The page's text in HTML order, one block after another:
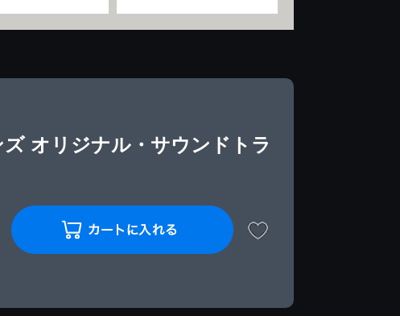
オリジナル・サウンドトラ